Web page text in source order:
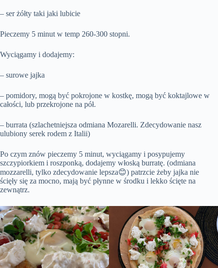
– ser żółty taki jaki lubicie
Pieczemy 5 minut w temp 260-300 stopni.
Wyciągamy i dodajemy:
– surowe jajka
– pomidory, mogą być pokrojone w kostkę, mogą być koktajlowe w
całości, lub przekrojone na pół.
– burrata (szlachetniejsza odmiana Mozarelli. Zdecydowanie nasz
ulubiony serek rodem z Italii)
Po czym znów pieczemy 5 minut, wyciągamy i posypujemy
szczypiorkiem i roszponką, dodajemy włoską burratę. (odmiana
mozzarelli, tylko zdecydowanie lepsza😊) patrzcie żeby jajka nie
ścięły się za mocno, mają być płynne w środku i lekko ścięte na
zewnątrz.